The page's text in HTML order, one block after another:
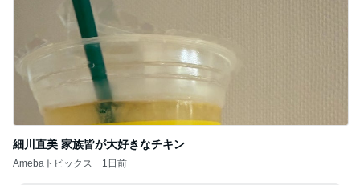
細川直美 家族皆が大好きなチキン
Amebaトピックス 1日前